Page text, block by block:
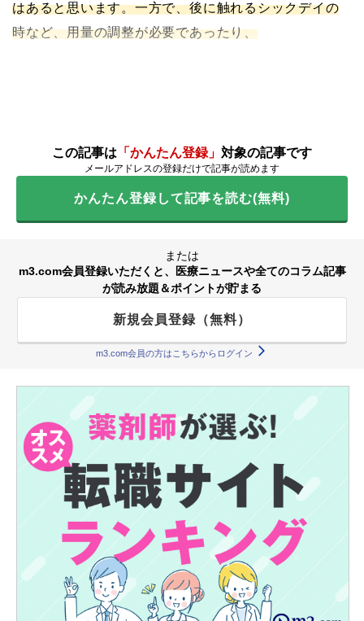
はあると思います。一方で、後に触れるシックデイの
時など、用量の調整が必要であったり、
この記事は 「かんたん登録」 対象の記事です
メールアドレスの登録だけで記事が読めます
かんたん登録して記事を読む(無料)
または
m3.com会員登録いただくと、医療ニュースや全てのコラム記事
が読み放題＆ポイントが貯まる
新規会員登録（無料）
m3.com会員の方はこちらからログイン